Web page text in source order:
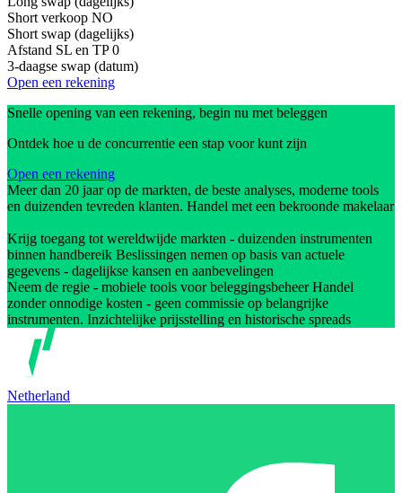
Short verkoop NO
Short swap (dagelijks)
Afstand SL en TP 0
3-daagse swap (datum)
Open een rekening
Snelle opening van een rekening, begin nu met beleggen
Ontdek hoe u de concurrentie een stap voor kunt zijn
Open een rekening
Meer dan 20 jaar op de markten, de beste analyses, moderne tools
en duizenden tevreden klanten. Handel met een bekroonde makelaar
Krijg toegang tot wereldwijde markten - duizenden instrumenten
binnen handbereik Beslissingen nemen op basis van actuele
gegevens - dagelijkse kansen en aanbevelingen
Neem de regie - mobiele tools voor beleggingsbeheer Handel
zonder onnodige kosten - geen commissie op belangrijke
instrumenten. Inzichtelijke prijsstelling en historische spreads
Netherland